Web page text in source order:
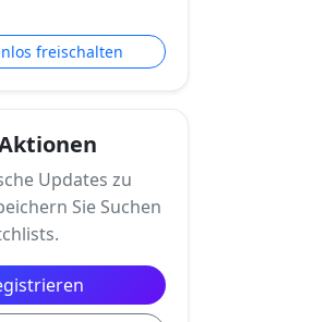
freischalten
Updates zu
Sie Suchen